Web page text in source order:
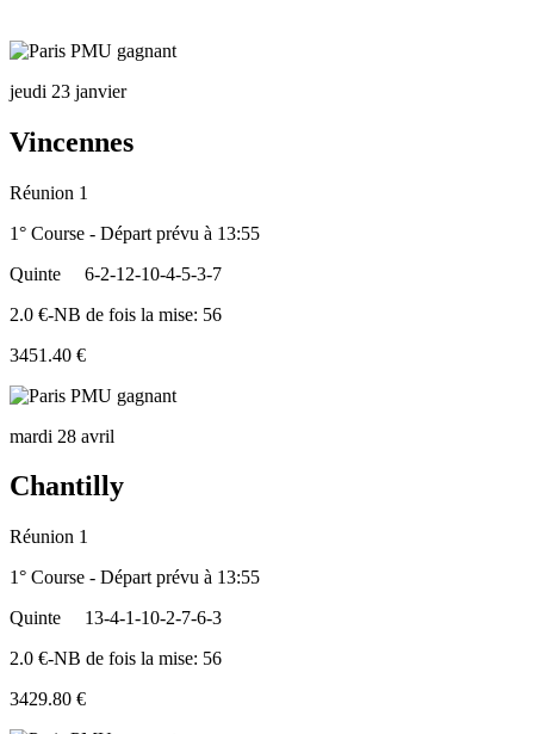
jeudi 23 janvier
Vincennes
Réunion 1
1° Course - Départ prévu à 13:55
Quinte
6-2-12-10-4-5-3-7
2.0 €-NB de fois la mise: 56
3451.40 €
mardi 28 avril
Chantilly
Réunion 1
1° Course - Départ prévu à 13:55
Quinte
13-4-1-10-2-7-6-3
2.0 €-NB de fois la mise: 56
3429.80 €